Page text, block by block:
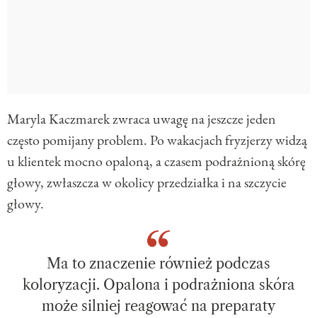
Maryla Kaczmarek zwraca uwagę na jeszcze jeden
często pomijany problem. Po wakacjach fryzjerzy widzą
u klientek mocno opaloną, a czasem podrażnioną skórę
głowy, zwłaszcza w okolicy przedziałka i na szczycie
głowy.
Ma to znaczenie również podczas
koloryzacji. Opalona i podrażniona skóra
może silniej reagować na preparaty